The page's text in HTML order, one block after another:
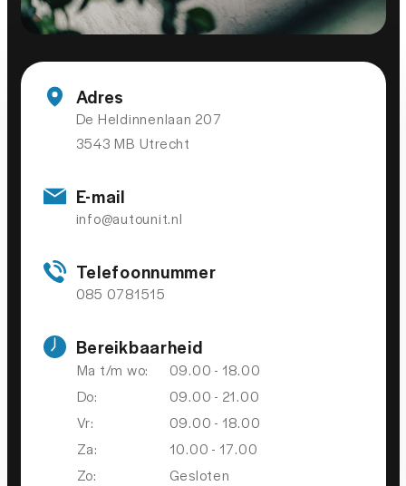
Anti Blokkeer Systeem
Autonomous Emergency Braking
bots waarschuwing systeem
Brake Assist System
Rijstrooksensor
uitwijk assistent
OVERIGE
Assistentie Pakket
Keyless-pakket
stuur verwarmd
Trekhaak Elektrisch Uitklapbaar
Adres
De Heldinnenlaan 207
3543 MB Utrecht
E-mail
info@autounit.nl
Telefoonnummer
085 0781515
Bereikbaarheid
Ma t/m wo:
09.00 - 18.00
Do:
09.00 - 21.00
Vr:
09.00 - 18.00
Za:
10.00 - 17.00
Zo:
Gesloten